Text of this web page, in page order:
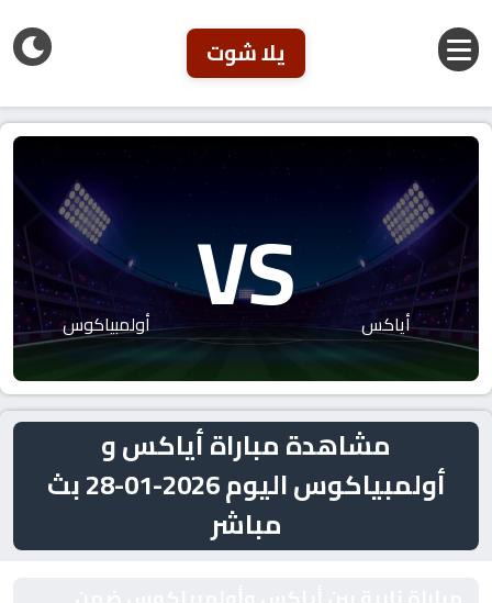
يلا شوت
أياكس VS أولمبياكوس
مشاهدة مباراة أياكس و
أولمبياكوس اليوم 2026-01-28 بث
مباشر